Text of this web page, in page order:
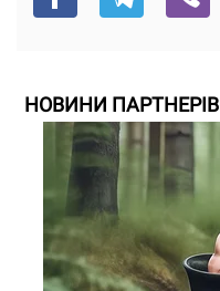
НОВИНИ ПАРТНЕРІВ